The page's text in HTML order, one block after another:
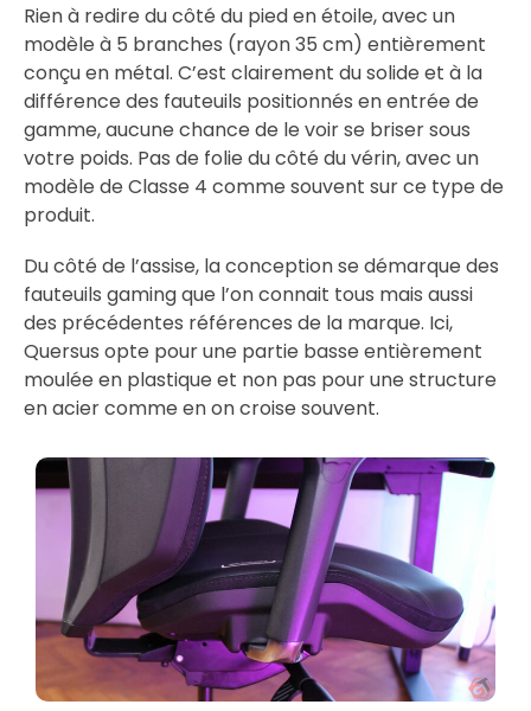
Rien à redire du côté du pied en étoile, avec un
modèle à 5 branches (rayon 35 cm) entièrement
conçu en métal. C’est clairement du solide et à la
différence des fauteuils positionnés en entrée de
gamme, aucune chance de le voir se briser sous
votre poids. Pas de folie du côté du vérin, avec un
modèle de Classe 4 comme souvent sur ce type de
produit.
Du côté de l’assise, la conception se démarque des
fauteuils gaming que l’on connait tous mais aussi
des précédentes références de la marque. Ici,
Quersus opte pour une partie basse entièrement
moulée en plastique et non pas pour une structure
en acier comme en on croise souvent.